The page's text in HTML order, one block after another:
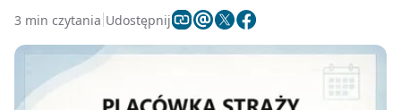
3 min czytania Udostępnij